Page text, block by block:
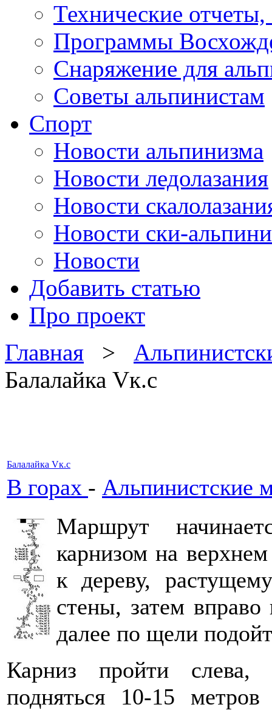
Технические
Программы
Снаряжение для
Советы альпинистам
Спорт
Новости альпинизма
Новости ледолазания
Новости
Новости ски-
Новости
Добавить статью
Про проект
Главная >
Балалайка Vк.с
Балалайка Vк.с
В горах - Альпинистские
Маршрут
карнизом на
к дереву,
стены, затем
далее по щели
Карниз пройти слева,
подняться 10-15